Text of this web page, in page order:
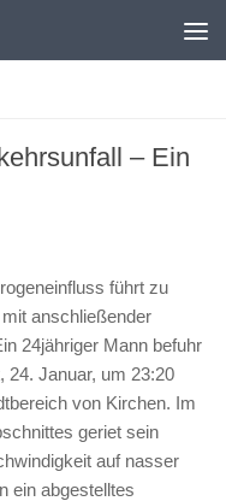
– Ein
führt zu
anschließender
24jähriger Mann befuhr
24. Januar, um 23:20
von Kirchen. Im
geriet sein
auf nasser
ein abgestelltes